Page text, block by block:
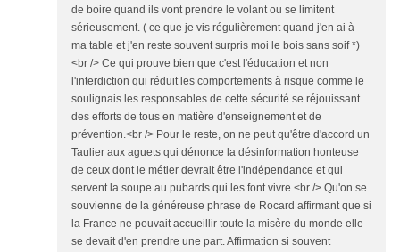
de boire quand ils vont prendre le volant ou se limitent
sérieusement. ( ce que je vis régulièrement quand j'en ai à
ma table et j'en reste souvent surpris moi le bois sans soif *)
<br /> Ce qui prouve bien que c'est l'éducation et non
l'interdiction qui réduit les comportements à risque comme le
soulignais les responsables de cette sécurité se réjouissant
des efforts de tous en matière d'enseignement et de
prévention.<br /> Pour le reste, on ne peut qu'être d'accord un
Taulier aux aguets qui dénonce la désinformation honteuse
de ceux dont le métier devrait être l'indépendance et qui
servent la soupe au pubards qui les font vivre.<br /> Qu'on se
souvienne de la généreuse phrase de Rocard affirmant que si
la France ne pouvait accueillir toute la misère du monde elle
se devait d'en prendre une part. Affirmation si souvent